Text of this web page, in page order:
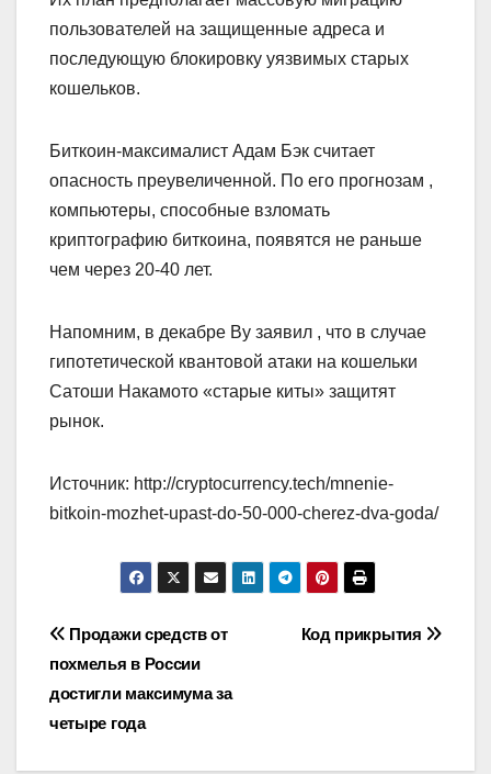
пользователей на защищенные адреса и
последующую блокировку уязвимых старых
кошельков.
Биткоин-максималист Адам Бэк считает
опасность преувеличенной. По его прогнозам ,
компьютеры, способные взломать
криптографию биткоина, появятся не раньше
чем через 20-40 лет.
Напомним, в декабре Ву заявил , что в случае
гипотетической квантовой атаки на кошельки
Сатоши Накамото «старые киты» защитят
рынок.
Источник: http://cryptocurrency.tech/mnenie-
bitkoin-mozhet-upast-do-50-000-cherez-dva-goda/
Навигация
по
записям
Код прикрытия
Продажи средств от
похмелья в России
достигли максимума за
четыре года